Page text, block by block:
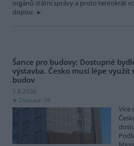
orgánů státní správy a proto tentokrát
dopisu.
Šance pro budovy: Dostupné
výstavba. Česko musí lépe využít
budov
5.8.2026
Diskuse: 39
Více